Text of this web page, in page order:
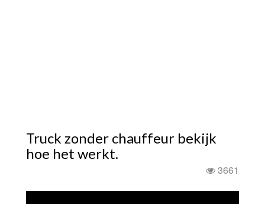
Truck zonder chauffeur bekijk
hoe het werkt.
3661